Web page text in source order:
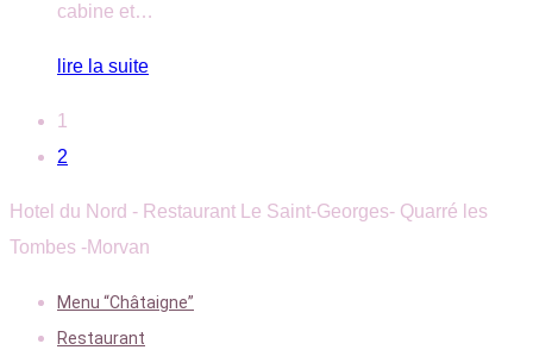
cabine et…
lire la suite
1
2
Hotel du Nord - Restaurant Le Saint-Georges- Quarré les
Tombes -Morvan
Menu “Châtaigne”
Restaurant